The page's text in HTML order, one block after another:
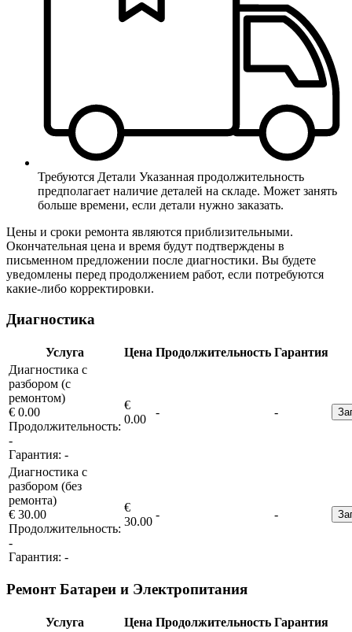
Требуются Детали Указанная продолжительность
предполагает наличие деталей на складе. Может занять
больше времени, если детали нужно заказать.
Цены и сроки ремонта являются приблизительными.
Окончательная цена и время будут подтверждены в
письменном предложении после диагностики. Вы будете
уведомлены перед продолжением работ, если потребуются
какие-либо корректировки.
Диагностика
Услуга Цена Продолжительность Гарантия
Диагностика с
разбором (с
ремонтом)
€ 0.00
Продолжительность:
-
Гарантия: -
€
0.00
- -
Диагностика с
разбором (без
ремонта)
€ 30.00
Продолжительность:
-
Гарантия: -
€
30.00
- -
Ремонт Батареи и Электропитания
Услуга Цена Продолжительность Гарантия